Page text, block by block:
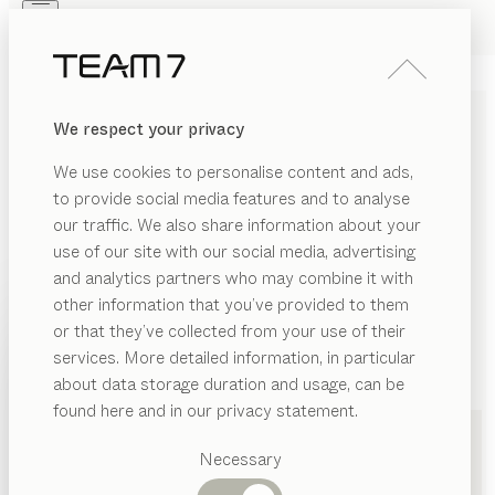
We respect your privacy
We use cookies to personalise content and ads,
to provide social media features and to analyse
our traffic. We also share information about your
use of our site with our social media, advertising
and analytics partners who may combine it with
other information that you’ve provided to them
or that they’ve collected from your use of their
services. More detailed information, in particular
about data storage duration and usage, can be
found here and in our privacy statement.
Necessary
PRODUKTE
INSPIRATION
HÄNDLER
Vorgeschlagene
Kategorien
PRODUKTE
INSPIRATION
ÜBER UNS
KÜCHEN IN PADERBORN
VON TEAM 7
LISTE
KARTE
Kirwald Massivholzmöbel Gbr